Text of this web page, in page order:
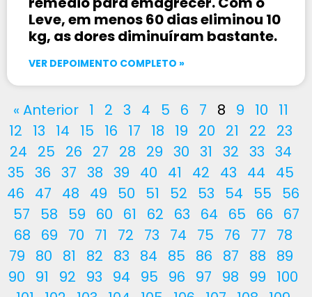
Leve, em menos 60 dias eliminou 10
kg, as dores diminuíram bastante.
VER DEPOIMENTO COMPLETO »
« Anterior 1 2 3 4 5 6 7 8 9 10
11
12
13 14 15 16 17 18 19 20 21 22
23
24
25 26 27 28 29 30 31 32 33 34
35 36 37 38 39 40 41 42 43 44
45
46
47 48 49 50 51 52 53 54 55
56
57
58 59 60 61 62 63 64 65 66
67
68
69 70 71 72 73 74 75 76 77
78
79
80 81 82 83 84 85 86 87 88
89
90
91 92 93 94 95 96 97 98 99
100